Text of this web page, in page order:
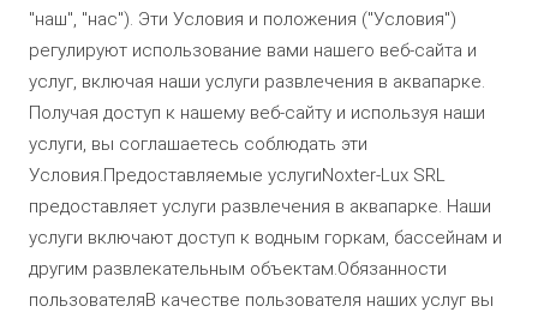
"наш", "нас"). Эти Условия и положения ("Условия")
регулируют использование вами нашего веб-сайта и
услуг, включая наши услуги развлечения в аквапарке.
Получая доступ к нашему веб-сайту и используя наши
услуги, вы соглашаетесь соблюдать эти
Условия.Предоставляемые услугиNoxter-Lux SRL
предоставляет услуги развлечения в аквапарке. Наши
услуги включают доступ к водным горкам, бассейнам и
другим развлекательным объектам.Обязанности
пользователяВ качестве пользователя наших услуг вы